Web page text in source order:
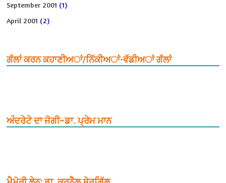
September 2001 (1)
April 2001 (2)
ਗੱਲਾਂ ਕਰਨ ਕਹਾਣੀਅਾਂ/ਨਿੱਕੀਅਾਂ-ਵੱਡੀਅਾਂ ਗੱਲਾਂ
ਅੰਦਰੇਟੇ ਦਾ ਜੋਗੀ–ਡਾ. ਪ੍ਰੇਮ ਮਾਨ